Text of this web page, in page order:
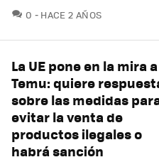
0 COMENTARIOS
HACE 2 AÑOS
La UE pone en la mira a
Temu: quiere
sobre las medidas
evitar la venta de
productos ilegales o
habrá sanción